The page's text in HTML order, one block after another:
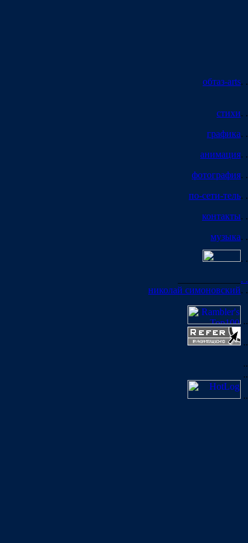
обтаз-arts. .
стихи. .
графика. .
анимация. .
фотография. .
по-сети-тель. .
контакты. .
музыка. .
. .
. .
николай симоновский. .
..
..
..
..
..